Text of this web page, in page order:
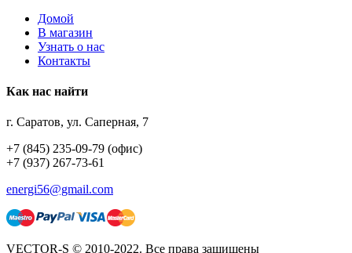
Домой
В магазин
Узнать о нас
Контакты
Как нас найти
г. Саратов, ул. Саперная, 7
+7 (845) 235-09-79 (офис)
+7 (937) 267-73-61
energi56@gmail.com
VECTOR-S © 2010-2022. Все права защищены